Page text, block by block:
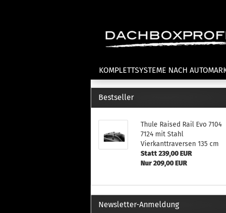
KOMPLETTSYSTEME NACH
Dachfahrradträger
Heckklappenfahrradträger
Anhängekupplungsträger
E-Bike Fahrradträger
Bestseller
Thule Raised Rail Evo 7104
7124 mit Stahl
Vierkanttraversen 135 cm
Statt 239,00 EUR
Nur 209,00 EUR
Newsletter-Anmeldung